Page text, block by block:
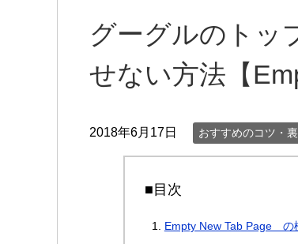
グーグルのトッ
せない方法【
2018年6月17日 おすすめのコツ・
■目次
Empty New Tab Page の